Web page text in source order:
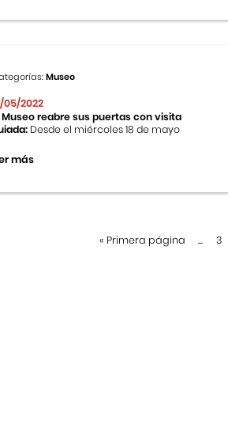
Museo
05/2022
Museo reabre sus puertas con visita
Desde el miércoles 18 de mayo
más
« Primera página ... 3